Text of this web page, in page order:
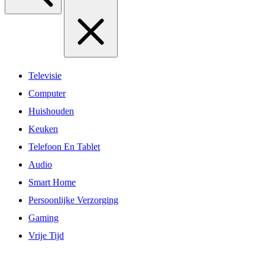
Televisie
Computer
Huishouden
Keuken
Telefoon En Tablet
Audio
Smart Home
Persoonlijke Verzorging
Gaming
Vrije Tijd